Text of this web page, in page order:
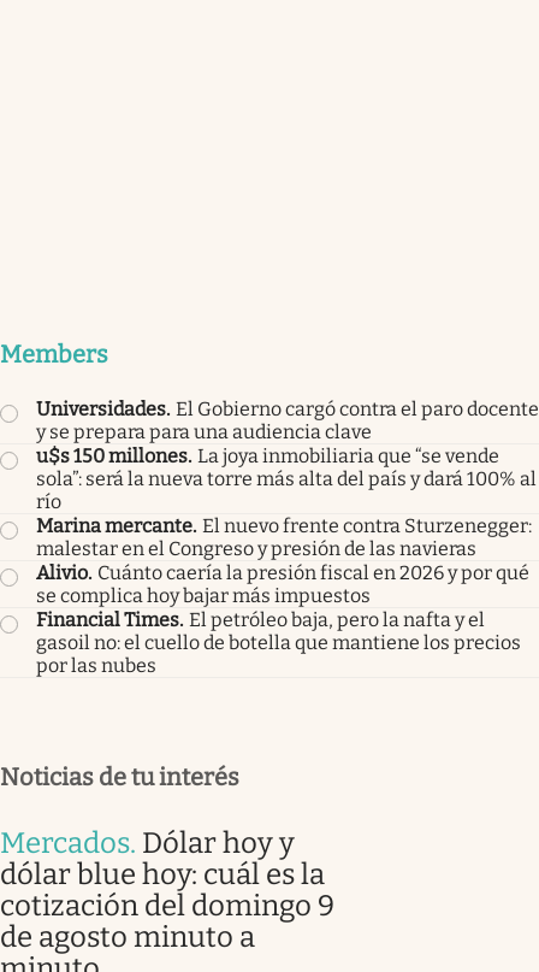
Members
Universidades. El Gobierno cargó contra el paro docente
y se prepara para una audiencia clave
u$s 150 millones. La joya inmobiliaria que “se vende
sola”: será la nueva torre más alta del país y dará 100% al
río
Marina mercante. El nuevo frente contra Sturzenegger:
malestar en el Congreso y presión de las navieras
Alivio. Cuánto caería la presión fiscal en 2026 y por qué
se complica hoy bajar más impuestos
Financial Times. El petróleo baja, pero la nafta y el
gasoil no: el cuello de botella que mantiene los precios
por las nubes
Noticias de tu interés
Mercados. Dólar hoy y
dólar blue hoy: cuál es la
cotización del domingo 9
de agosto minuto a